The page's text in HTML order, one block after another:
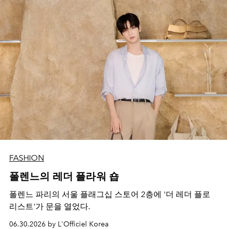
FASHION
폴렌느의 레더 플라워 숍
폴렌느 파리의 서울 플래그십 스토어 2층에 '더 레더 플로
리스트'가 문을 열었다.
06.30.2026 by L'Officiel Korea